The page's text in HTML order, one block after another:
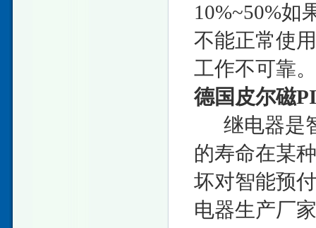
10%~50%如
不能正常使
工作不可靠。
德国皮尔磁
继电器是
的寿命在某
坏对智能预
电器生产厂